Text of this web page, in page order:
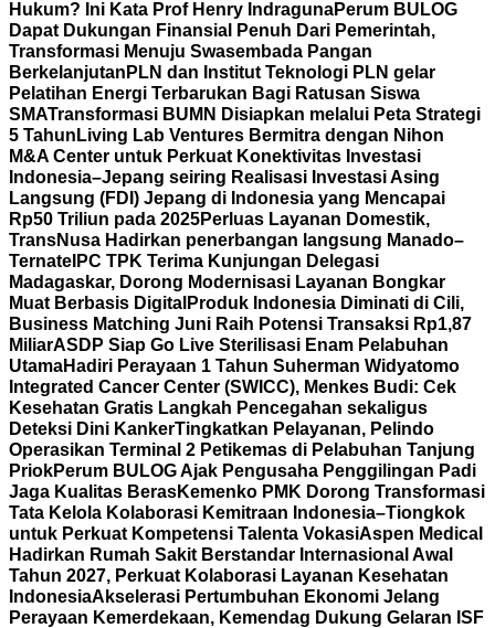
Hukum? Ini Kata Prof Henry IndragunaPerum BULOG
Dapat Dukungan Finansial Penuh Dari Pemerintah,
Transformasi Menuju Swasembada Pangan
Berkelanjutan PLN dan Institut Teknologi PLN gelar
Pelatihan Energi Terbarukan Bagi Ratusan Siswa
SMATransformasi BUMN Disiapkan melalui Peta Strategi
5 Tahun Living Lab Ventures Bermitra dengan Nihon
M&A Center untuk Perkuat Konektivitas Investasi
Indonesia–Jepang seiring Realisasi Investasi Asing
Langsung (FDI) Jepang di Indonesia yang Mencapai
Rp50 Triliun pada 2025Perluas Layanan Domestik,
TransNusa Hadirkan penerbangan langsung Manado–
Ternate IPC TPK Terima Kunjungan Delegasi
Madagaskar, Dorong Modernisasi Layanan Bongkar
Muat Berbasis Digital Produk Indonesia Diminati di Cili,
Business Matching Juni Raih Potensi Transaksi Rp1,87
MiliarASDP Siap Go Live Sterilisasi Enam Pelabuhan
UtamaHadiri Perayaan 1 Tahun Suherman Widyatomo
Integrated Cancer Center (SWICC), Menkes Budi: Cek
Kesehatan Gratis Langkah Pencegahan sekaligus
Deteksi Dini KankerTingkatkan Pelayanan, Pelindo
Operasikan Terminal 2 Petikemas di Pelabuhan Tanjung
PriokPerum BULOG Ajak Pengusaha Penggilingan Padi
Jaga Kualitas BerasKemenko PMK Dorong Transformasi
Tata Kelola Kolaborasi Kemitraan Indonesia–Tiongkok
untuk Perkuat Kompetensi Talenta VokasiAspen Medical
Hadirkan Rumah Sakit Berstandar Internasional Awal
Tahun 2027, Perkuat Kolaborasi Layanan Kesehatan
IndonesiaAkselerasi Pertumbuhan Ekonomi Jelang
Perayaan Kemerdekaan, Kemendag Dukung Gelaran ISF